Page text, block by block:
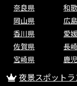
奈良県
和
岡山県
広
香川県
愛
佐賀県
長
宮崎県
鹿
夜景スポットラ